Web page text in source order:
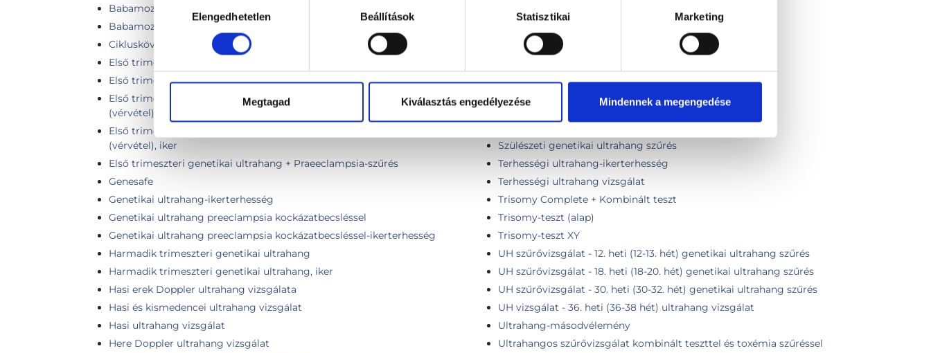
kiválasztásaElengedhetetlen Beállítások Statisztikai Marketing
Megtagad Kiválasztás engedélyezése Mindennek a megengedése
Babamozi (4D-s terhességi UH vizsgálat)
Babamozi (4D-s terhességi UH vizsgálat) ikerterhesség esetén
Cikluskövetés ultrahang vizsgálat
Első trimeszteri genetikai ultrahang
Első trimeszteri genetikai ultrahang, iker
Első trimeszteri genetikai ultrahang + Kiterjesztett kombinált teszt
(vérvétel)
Első trimeszteri genetikai ultrahang + Kiterjesztett kombinált teszt
(vérvétel), iker
Első trimeszteri genetikai ultrahang + Praeeclampsia-szűrés
Genesafe
Genetikai ultrahang-ikerterhesség
Genetikai ultrahang preeclampsia kockázatbecsléssel
Genetikai ultrahang preeclampsia kockázatbecsléssel-ikerterhesség
Harmadik trimeszteri genetikai ultrahang
Harmadik trimeszteri genetikai ultrahang, iker
Hasi erek Doppler ultrahang vizsgálata
Hasi és kismedencei ultrahang vizsgálat
Hasi ultrahang vizsgálat
Here Doppler ultrahang vizsgálat
Nyaki lágyrész ultrahang (nyirokcsomók, nyálmirigy)
Pajzsmirigy ultrahang
PrenaTest Alap
PrenaTest Optimum
Szívultrahang vizsgálat
Szülészeti genetikai ultrahang szűrés
Terhességi ultrahang-ikerterhesség
Terhességi ultrahang vizsgálat
Trisomy Complete + Kombinált teszt
Trisomy-teszt (alap)
Trisomy-teszt XY
UH szűrővizsgálat - 12. heti (12-13. hét) genetikai ultrahang szűrés
UH szűrővizsgálat - 18. heti (18-20. hét) genetikai ultrahang szűrés
UH szűrővizsgálat - 30. heti (30-32. hét) genetikai ultrahang szűrés
UH vizsgálat - 36. heti (36-38 hét) ultrahang vizsgálat
Ultrahang-másodvélemény
Ultrahangos szűrővizsgálat kombinált teszttel és toxémia szűréssel